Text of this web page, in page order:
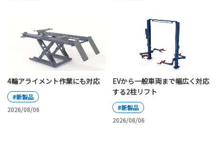
4輪アライメント作業にも対応
#新製品
2026/08/06
EVから一般車両まで幅広く対応
する2柱リフト
#新製品
2026/08/06